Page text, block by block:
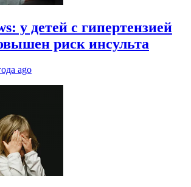
у детей с гипертензией
риск инсульта
ago